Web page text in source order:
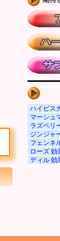
ハイビス
マーシュ
ラズベリ
ジンジャ
フェンネ
ローズ 効
ディル 効